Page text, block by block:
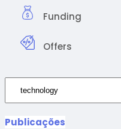
Funding
Offers
Publicações